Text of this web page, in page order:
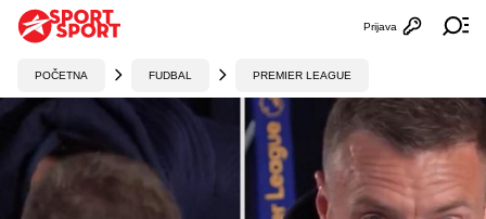
Otvori
Prijava
POČETNA FUDBAL PREMIER LEAGUE